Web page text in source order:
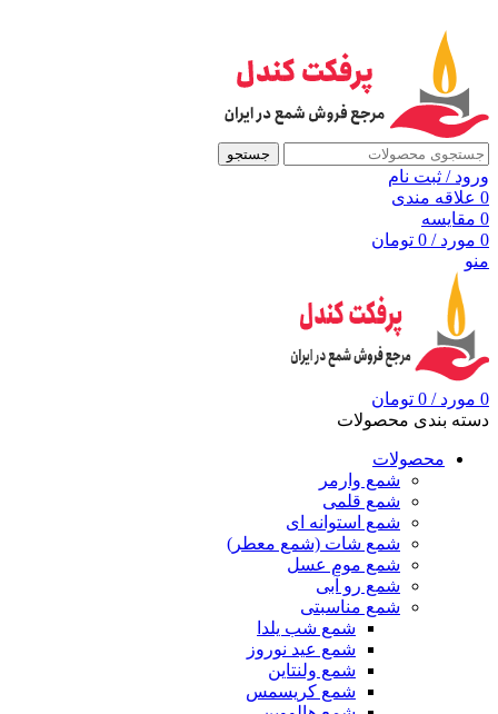
جستجو
ورود / ثبت نام
0 علاقه مندی
0 مقايسه
0 مورد /
0 تومان
منو
0 مورد /
0 تومان
دسته بندی محصولات
محصولات
شمع وارمر
شمع قلمی
شمع استوانه ای
شمع شات (شمع معطر)
شمع موم عسل
شمع رو آبی
شمع مناسبتی
شمع شب یلدا
شمع عید نوروز
شمع ولنتاین
شمع کریسمس